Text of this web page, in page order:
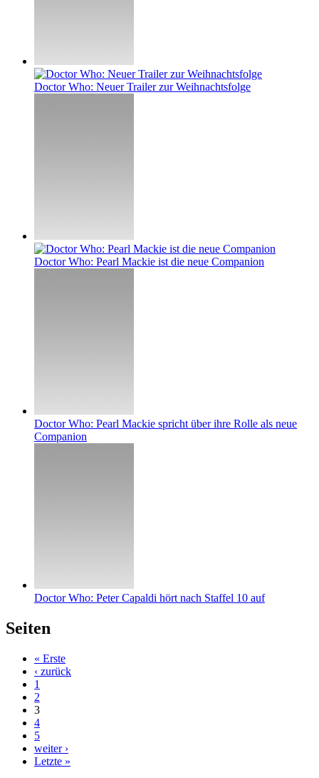
Doctor Who: Neuer Trailer zur Weihnachtsfolge
Doctor Who: Pearl Mackie ist die neue Companion
Doctor Who: Pearl Mackie spricht über ihre Rolle als neue
Companion
Doctor Who: Peter Capaldi hört nach Staffel 10 auf
Seiten
« Erste
‹ zurück
1
2
3
4
5
weiter ›
Letzte »